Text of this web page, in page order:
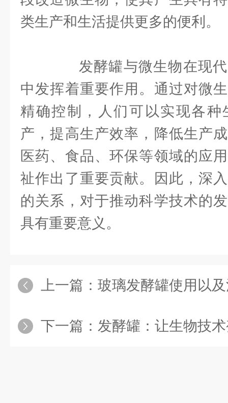
类生产和生活提供更多的便利。
发酵罐与微生物在现代
中发挥着重要作用。通过对微
精确控制，人们可以实现各种
产，提高生产效率，降低生产
医药、食品、环保等领域的应
祉作出了重要贡献。因此，深
的关系，对于推动科学技术的
具有重要意义。
上一篇： 玻璃发酵罐使用以
下一篇： 发酵罐：让生物技